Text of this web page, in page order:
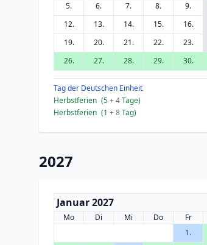
5.
6. 7. 8. 9.
12.
13. 14. 15. 16.
19.
20. 21. 22. 23.
26.
27. 28. 29. 30.
Tag der Deutschen Einheit
Herbstferien (5+ 4Tage)
Herbstferien (1 + 8Tag)
2027
Januar 2027
Mo Di Mi Do Fr
1.